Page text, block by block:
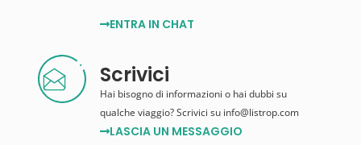
ENTRA IN CHAT
Scrivici
Hai bisogno di informazioni o hai dubbi su
qualche viaggio? Scrivici su info@listrop.com
LASCIA UN MESSAGGIO